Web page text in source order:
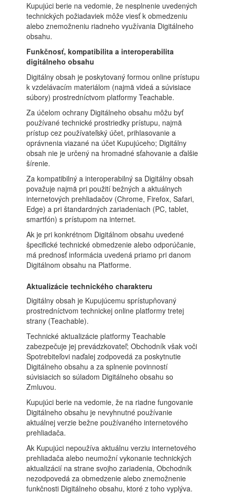
Kupujúci berie na vedomie, že nesplnenie uvedených
technických požiadaviek môže viesť k obmedzeniu
alebo znemožneniu riadneho využívania Digitálneho
obsahu.
Funkčnosť, kompatibilita a interoperabilita
digitálneho obsahu
Digitálny obsah je poskytovaný formou online prístupu
k vzdelávacím materiálom (najmä videá a súvisiace
súbory) prostredníctvom platformy Teachable.
Za účelom ochrany Digitálneho obsahu môžu byť
používané technické prostriedky prístupu, najmä
prístup cez používateľský účet, prihlasovanie a
oprávnenia viazané na účet Kupujúceho; Digitálny
obsah nie je určený na hromadné sťahovanie a ďalšie
šírenie.
Za kompatibilný a interoperabilný sa Digitálny obsah
považuje najmä pri použití bežných a aktuálnych
internetových prehliadačov (Chrome, Firefox, Safari,
Edge) a pri štandardných zariadeniach (PC, tablet,
smartfón) s prístupom na internet.
Ak je pri konkrétnom Digitálnom obsahu uvedené
špecifické technické obmedzenie alebo odporúčanie,
má prednosť informácia uvedená priamo pri danom
Digitálnom obsahu na Platforme.
Aktualizácie technického charakteru
Digitálny obsah je Kupujúcemu sprístupňovaný
prostredníctvom technickej online platformy tretej
strany (Teachable).
Technické aktualizácie platformy Teachable
zabezpečuje jej prevádzkovateľ; Obchodník však voči
Spotrebiteľovi naďalej zodpovedá za poskytnutie
Digitálneho obsahu a za splnenie povinností
súvisiacich so súladom Digitálneho obsahu so
Zmluvou.
Kupujúci berie na vedomie, že na riadne fungovanie
Digitálneho obsahu je nevyhnutné používanie
aktuálnej verzie bežne používaného internetového
prehliadača.
Ak Kupujúci nepoužíva aktuálnu verziu internetového
prehliadača alebo neumožní vykonanie technických
aktualizácií na strane svojho zariadenia, Obchodník
nezodpovedá za obmedzenie alebo znemožnenie
funkčnosti Digitálneho obsahu, ktoré z toho vyplýva.